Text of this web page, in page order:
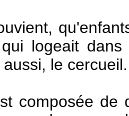
logeait
le cercueil.
composée de